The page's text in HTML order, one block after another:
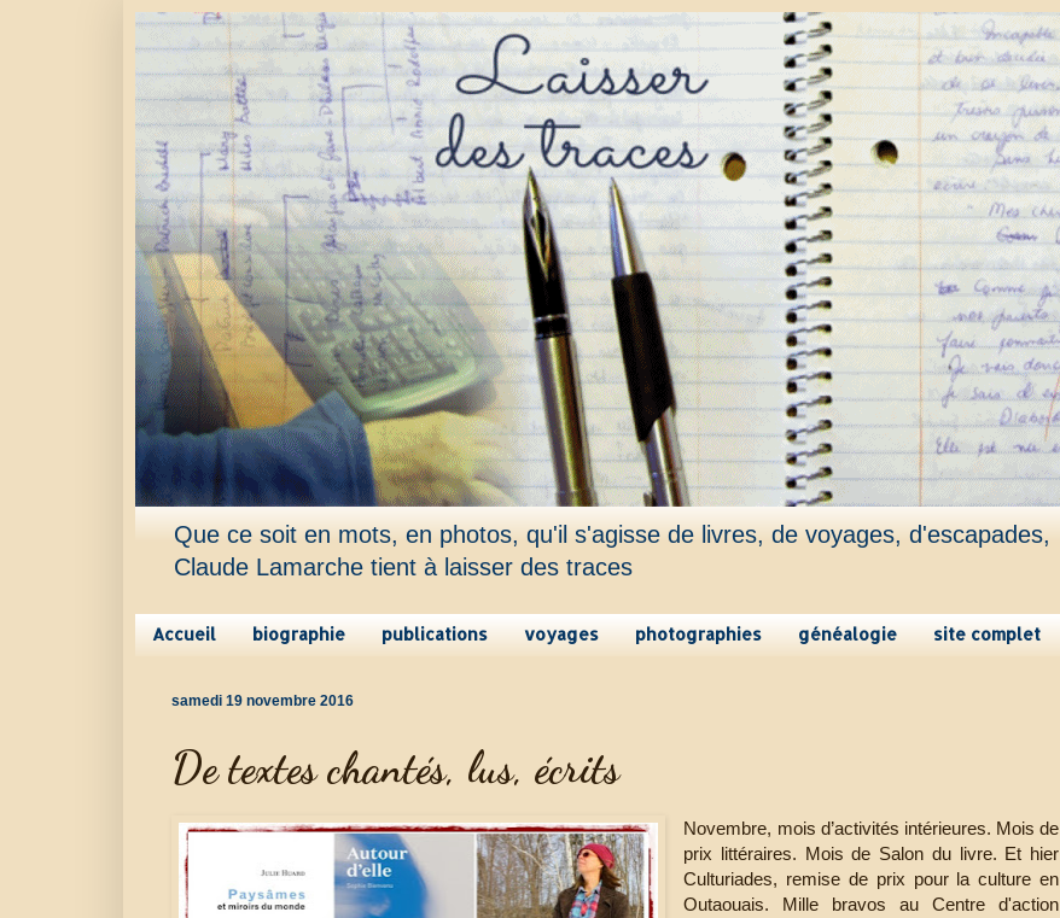
Que ce soit en mots, en photos, qu'il s'agisse de livres, de voyages, d'escapades,
Claude Lamarche tient à laisser des traces
Accueil biographie publications voyages photographies généalogie site complet
samedi 19 novembre 2016
De textes chantés, lus, écrits
Novembre, mois d’activités intérieures. Mois de
prix littéraires. Mois de Salon du livre. Et hier
Culturiades, remise de prix pour la culture en
Outaouais. Mille bravos au Centre d'action